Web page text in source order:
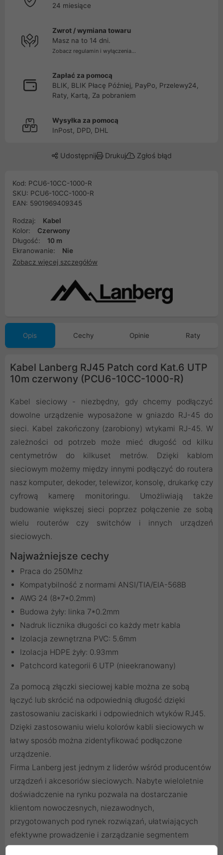
24 miesiące
Zwrot / wymiana towaru
Masz na to 14 dni.
Zobacz regulamin i wyłączenia...
Zapłać za pomocą
BLIK, BLIK Płacę Później, PayPo, Przelewy24,
Raty, Kartą, Za pobraniem
Wysyłka za pomocą
InPost, DPD, DHL
Udostępnij Drukuj Zgłoś błąd
Kod: PCU6-10CC-1000-R
SKU: PCU6-10CC-1000-R
EAN: 5901969409345
Rodzaj:
Kabel
Kolor:
Czerwony
Długość:
10 m
Ekranowanie:
Nie
Zobacz więcej szczegółów
Opis Cechy Opinie Raty
Kabel Lanberg RJ45 Patch cord Kat.6 UTP
10m czerwony (PCU6-10CC-1000-R)
Kabel sieciowy - niezbędny, gdy chcemy podłączyć
dowolne urządzenie wyposażone w gniazdo RJ-45 do
sieci. Kabel zakończony (zarobiony) wtykami RJ-45. W
zależności od potrzeb może mieć długość od kilku
centymetrów do kilkuset metrów. Dzięki kablom
sieciowym możemy między innymi podłączyć do routera
nasz komputer, dekoder, telewizor, konsolę, drukarkę czy
cyfrową kamerę monitoringu. Umożliwiają także
budowanie większej sieci poprzez połączenie ze sobą
wielu routerów czy switchów i innych urządzeń
sieciowych.
Najważniejsze cechy
Praca do 250Mhz
Kompatybilność z normami ANSI/TIA/EIA-568B
AWG 24 (8*7*0.2mm)
Budowa żyły: linka 7*0.2mm
Nadruk licznika długości co każdy metr kabla
Izolacja zewnętrzna PVC: 5.6mm
Izolacja HDPE żyły: 0.93mm
Patchcord kategorii 6 UTP (nieekranowany)
Za pomocą złączki sieciowej kable można ze sobą
łączyć lub skrócić na odpowiednią długość dzięki
zastosowaniu zaciskarki i odpowiednich wtyków RJ45.
Dzięki zastosowaniu wielu kolorów kabli sieciowych w
łatwy sposób można zidentyfikować podłączone
urządzenie.
Firma Lanberg jest jednym z liderów wśród producentów
urządzeń i akcesoriów sieciowych. Nabyte wieloletnie
doświadczenie na rynku pozwala na dostarczanie
klientom nowoczesnych, niezawodnych,
przygotowanych pod rynek rozwiązań, ułatwiających
efektywne prowadzenie i zarządzanie segmentem
sieciowym.